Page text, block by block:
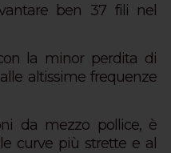
ben 37 fili nel
la minor perdita di
altissime frequenze
da mezzo pollice, è
curve più strette e al